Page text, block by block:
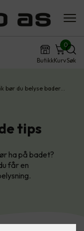
ButikkKurv
0
Søk
bør du belyse bader…
tips
ha på badet?
får en